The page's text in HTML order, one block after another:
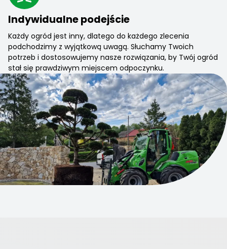
Indywidualne podejście
Każdy ogród jest inny, dlatego do każdego zlecenia
podchodzimy z wyjątkową uwagą. Słuchamy Twoich
potrzeb i dostosowujemy nasze rozwiązania, by Twój ogród
stał się prawdziwym miejscem odpoczynku.